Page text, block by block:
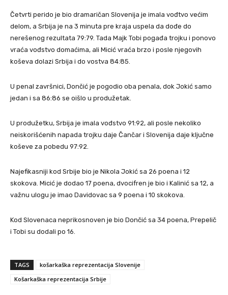
Četvrti perido je bio dramaričan Slovenija je imala vođtvo većim
delom, a Srbija je na 3 minuta pre kraja uspela da dođe do
nerešenog rezultata 79:79. Tada Majk Tobi pogađa trojku i ponovo
vraća vođstvo domaćima, ali Micić vraća brzo i posle njegovih
koševa dolazi Srbija i do vostva 84:85.
U penal završnici, Dončić je pogodio oba penala, dok Jokić samo
jedan i sa 86:86 se oišlo u produžetak.
U produžetku, Srbija je imala vođstvo 91:92, ali posle nekoliko
neiskorišćenih napada trojku daje Čančar i Slovenija daje ključne
koševe za pobedu 97:92.
Najefikasniji kod Srbije bio je Nikola Jokić sa 26 poena i 12
skokova. Micić je dodao 17 poena, dvocifren je bio i Kalinić sa 12, a
važnu ulogu je imao Davidovac sa 9 poena i 10 skokova.
Kod Slovenaca neprikosnoven je bio Dončić sa 34 poena, Prepelič
i Tobi su dodali po 16.
TAGS
košarkaška reprezentacija Slovenije
Košarkaška reprezentacija Srbije